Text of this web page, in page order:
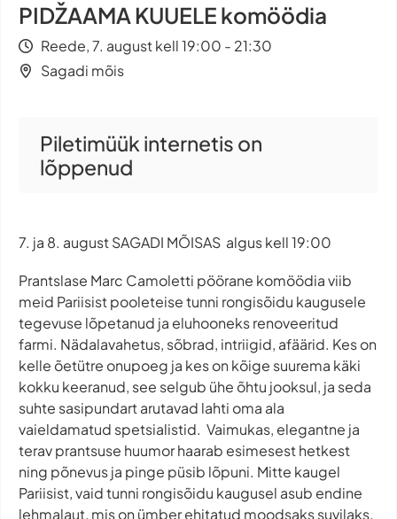
PIDŽAAMA KUUELE komöödia
Reede, 7. august kell 19:00 - 21:30
Sagadi mõis
Piletimüük internetis on
lõppenud
7. ja 8. august SAGADI MÕISAS algus kell 19:00
Prantslase Marc Camoletti pöörane komöödia viib
meid Pariisist pooleteise tunni rongisõidu kaugusele
tegevuse lõpetanud ja eluhooneks renoveeritud
farmi. Nädalavahetus, sõbrad, intriigid, afäärid. Kes on
kelle õetütre onupoeg ja kes on kõige suurema käki
kokku keeranud, see selgub ühe õhtu jooksul, ja seda
suhte sasipundart arutavad lahti oma ala
vaieldamatud spetsialistid. Vaimukas, elegantne ja
terav prantsuse huumor haarab esimesest hetkest
ning põnevus ja pinge püsib lõpuni. Mitte kaugel
Pariisist, vaid tunni rongisõidu kaugusel asub endine
lehmalaut, mis on ümber ehitatud moodsaks suvilaks.